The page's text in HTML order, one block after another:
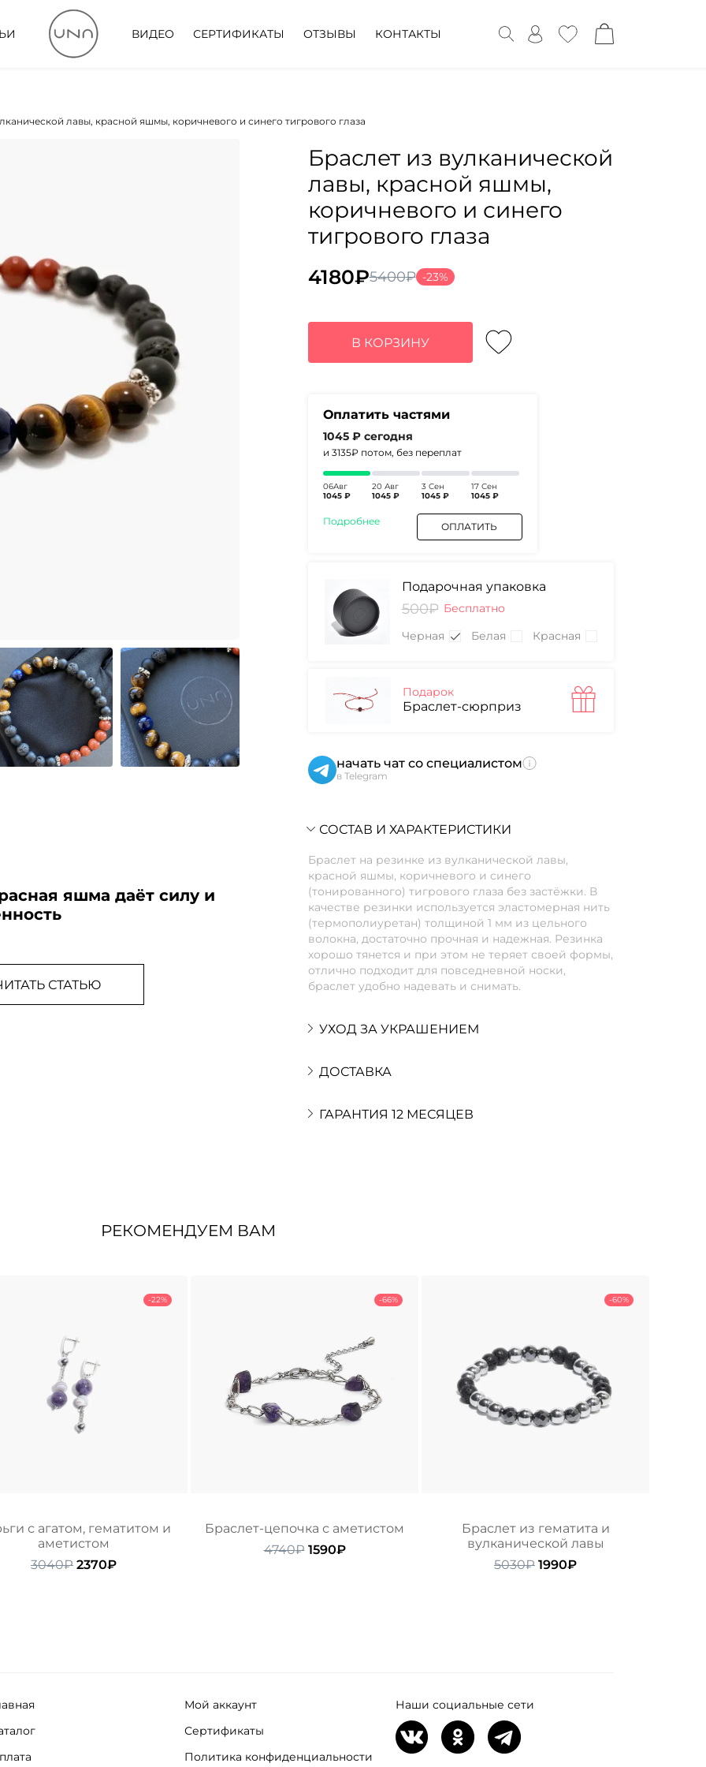
ВИДЕО СЕРТИФИКАТЫ ОТЗЫВЫ КОНТАКТЫ
лавы, красной яшмы, коричневого и синего тигрового глаза
яшма даёт силу и
СТАТЬЮ
Браслет из вулканической
лавы, красной яшмы,
коричневого и синего
тигрового глаза
5400₽
Первоначальная
составляла
5400₽.
4180₽
Текущая
4180₽.
-23%
В КОРЗИНУ
Оплатить частями
1045 ₽ сегодня
и 3135₽ потом, без переплат
06Авг
1045 ₽
20 Авг
1045 ₽
3 Сен
1045 ₽
17 Сен
1045 ₽
Подробнее ОПЛАТИТЬ
Подарочная упаковка
500₽ Бесплатно
Черная
Белая Красная
Подарок
Браслет-сюрприз
начать чат со специалистом
в Telegram
СОСТАВ И ХАРАКТЕРИСТИКИ
Браслет на резинке из вулканической лавы,
красной яшмы, коричневого и синего
(тонированного) тигрового глаза без застёжки. В
качестве резинки используется эластомерная нить
(термополиуретан) толщиной 1 мм из цельного
волокна, достаточно прочная и надежная. Резинка
хорошо тянется и при этом не теряет своей формы,
отлично подходит для повседневной носки,
браслет удобно надевать и снимать.
УХОД ЗА УКРАШЕНИЕМ
ДОСТАВКА
ГАРАНТИЯ 12 МЕСЯЦЕВ
РЕКОМЕНДУЕМ ВАМ
-22%
с агатом, гематитом и
аметистом
3040₽ Первоначальная
2370₽Текущая
-66%
Браслет-цепочка с аметистом
4740₽ Первоначальная
1590₽Текущая
-60%
Браслет из гематита и
вулканической лавы
5030₽ Первоначальная
1990₽Текущая
Мой аккаунт
Сертификаты
Политика конфиденциальности
Наши социальные сети